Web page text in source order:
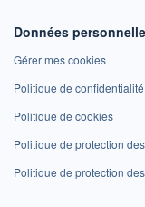
Données
Gérer mes cookies
Politique de confidentialité
Politique de cookies
Politique de protection
Politique de protection